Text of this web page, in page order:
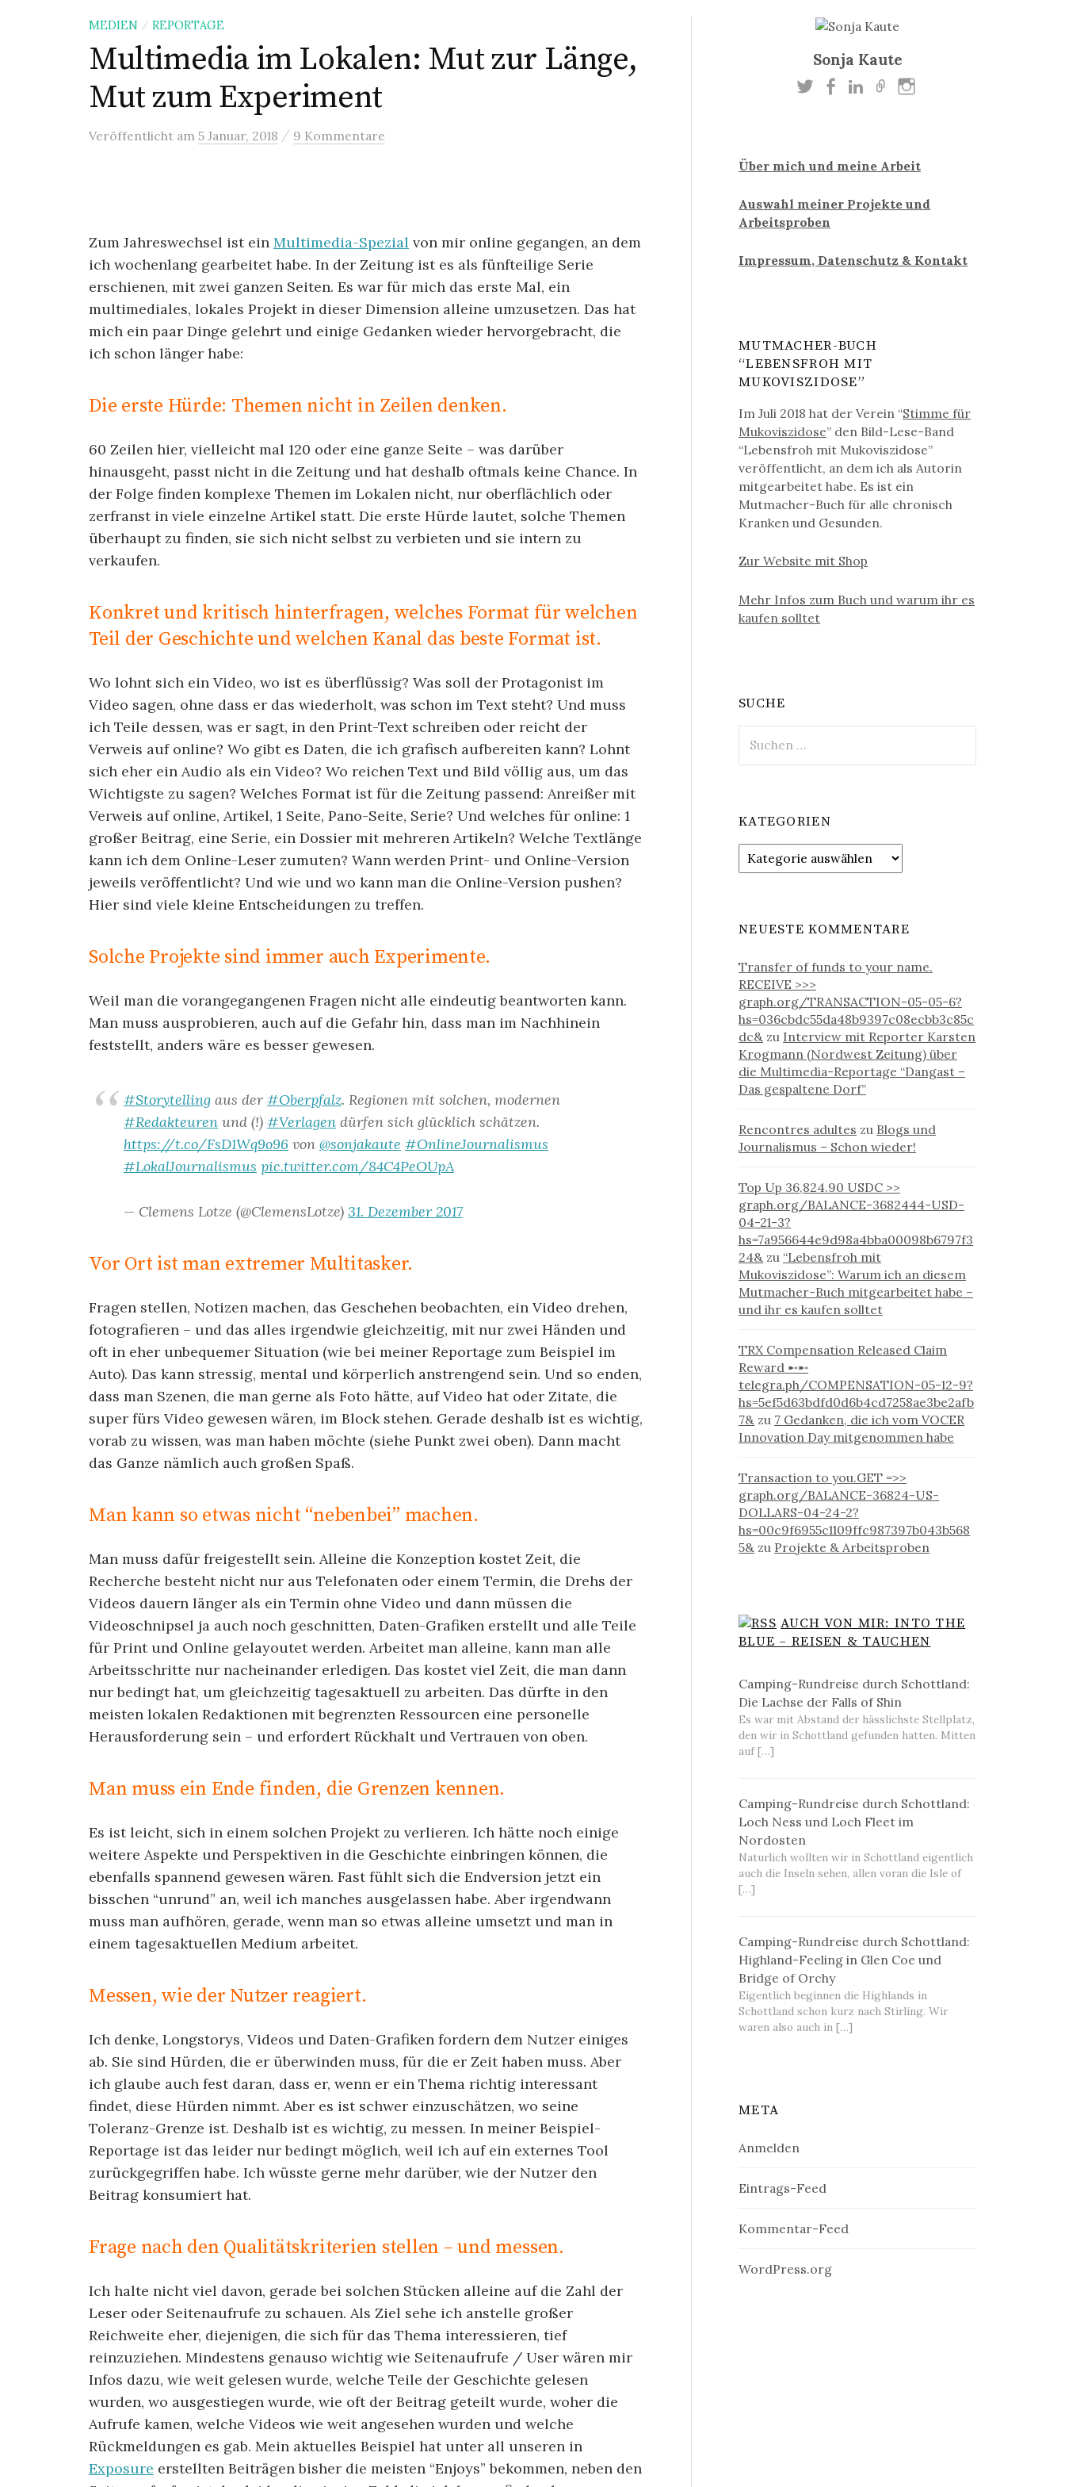
MEDIEN / REPORTAGE
Multimedia im Lokalen: Mut zur Länge,
Mut zum Experiment
Veröffentlicht am 5 Januar, 2018 / 9 Kommentare
Zum Jahreswechsel ist ein Multimedia-Spezial von mir online gegangen, an dem
ich wochenlang gearbeitet habe. In der Zeitung ist es als fünfteilige Serie
erschienen, mit zwei ganzen Seiten. Es war für mich das erste Mal, ein
multimediales, lokales Projekt in dieser Dimension alleine umzusetzen. Das hat
mich ein paar Dinge gelehrt und einige Gedanken wieder hervorgebracht, die
ich schon länger habe:
Die erste Hürde: Themen nicht in Zeilen denken.
60 Zeilen hier, vielleicht mal 120 oder eine ganze Seite – was darüber
hinausgeht, passt nicht in die Zeitung und hat deshalb oftmals keine Chance. In
der Folge finden komplexe Themen im Lokalen nicht, nur oberflächlich oder
zerfranst in viele einzelne Artikel statt. Die erste Hürde lautet, solche Themen
überhaupt zu finden, sie sich nicht selbst zu verbieten und sie intern zu
verkaufen.
Konkret und kritisch hinterfragen, welches Format für welchen
Teil der Geschichte und welchen Kanal das beste Format ist.
Wo lohnt sich ein Video, wo ist es überflüssig? Was soll der Protagonist im
Video sagen, ohne dass er das wiederholt, was schon im Text steht? Und muss
ich Teile dessen, was er sagt, in den Print-Text schreiben oder reicht der
Verweis auf online? Wo gibt es Daten, die ich grafisch aufbereiten kann? Lohnt
sich eher ein Audio als ein Video? Wo reichen Text und Bild völlig aus, um das
Wichtigste zu sagen? Welches Format ist für die Zeitung passend: Anreißer mit
Verweis auf online, Artikel, 1 Seite, Pano-Seite, Serie? Und welches für online: 1
großer Beitrag, eine Serie, ein Dossier mit mehreren Artikeln? Welche Textlänge
kann ich dem Online-Leser zumuten? Wann werden Print- und Online-Version
jeweils veröffentlicht? Und wie und wo kann man die Online-Version pushen?
Hier sind viele kleine Entscheidungen zu treffen.
Solche Projekte sind immer auch Experimente.
Weil man die vorangegangenen Fragen nicht alle eindeutig beantworten kann.
Man muss ausprobieren, auch auf die Gefahr hin, dass man im Nachhinein
feststellt, anders wäre es besser gewesen.
#Storytelling aus der #Oberpfalz. Regionen mit solchen, modernen
#Redakteuren und (!) #Verlagen dürfen sich glücklich schätzen.
https://t.co/FsD1Wq9o96 von @sonjakaute #OnlineJournalismus
#LokalJournalismus pic.twitter.com/84C4PeOUpA
— Clemens Lotze (@ClemensLotze) 31. Dezember 2017
Vor Ort ist man extremer Multitasker.
Fragen stellen, Notizen machen, das Geschehen beobachten, ein Video drehen,
fotografieren – und das alles irgendwie gleichzeitig, mit nur zwei Händen und
oft in eher unbequemer Situation (wie bei meiner Reportage zum Beispiel im
Auto). Das kann stressig, mental und körperlich anstrengend sein. Und so enden,
dass man Szenen, die man gerne als Foto hätte, auf Video hat oder Zitate, die
super fürs Video gewesen wären, im Block stehen. Gerade deshalb ist es wichtig,
vorab zu wissen, was man haben möchte (siehe Punkt zwei oben). Dann macht
das Ganze nämlich auch großen Spaß.
Man kann so etwas nicht “nebenbei” machen.
Man muss dafür freigestellt sein. Alleine die Konzeption kostet Zeit, die
Recherche besteht nicht nur aus Telefonaten oder einem Termin, die Drehs der
Videos dauern länger als ein Termin ohne Video und dann müssen die
Videoschnipsel ja auch noch geschnitten, Daten-Grafiken erstellt und alle Teile
für Print und Online gelayoutet werden. Arbeitet man alleine, kann man alle
Arbeitsschritte nur nacheinander erledigen. Das kostet viel Zeit, die man dann
nur bedingt hat, um gleichzeitig tagesaktuell zu arbeiten. Das dürfte in den
meisten lokalen Redaktionen mit begrenzten Ressourcen eine personelle
Herausforderung sein – und erfordert Rückhalt und Vertrauen von oben.
Man muss ein Ende finden, die Grenzen kennen.
Es ist leicht, sich in einem solchen Projekt zu verlieren. Ich hätte noch einige
weitere Aspekte und Perspektiven in die Geschichte einbringen können, die
ebenfalls spannend gewesen wären. Fast fühlt sich die Endversion jetzt ein
bisschen “unrund” an, weil ich manches ausgelassen habe. Aber irgendwann
muss man aufhören, gerade, wenn man so etwas alleine umsetzt und man in
einem tagesaktuellen Medium arbeitet.
Messen, wie der Nutzer reagiert.
Ich denke, Longstorys, Videos und Daten-Grafiken fordern dem Nutzer einiges
ab. Sie sind Hürden, die er überwinden muss, für die er Zeit haben muss. Aber
ich glaube auch fest daran, dass er, wenn er ein Thema richtig interessant
findet, diese Hürden nimmt. Aber es ist schwer einzuschätzen, wo seine
Toleranz-Grenze ist. Deshalb ist es wichtig, zu messen. In meiner Beispiel-
Reportage ist das leider nur bedingt möglich, weil ich auf ein externes Tool
zurückgegriffen habe. Ich wüsste gerne mehr darüber, wie der Nutzer den
Beitrag konsumiert hat.
Frage nach den Qualitätskriterien stellen – und messen.
Ich halte nicht viel davon, gerade bei solchen Stücken alleine auf die Zahl der
Leser oder Seitenaufrufe zu schauen. Als Ziel sehe ich anstelle großer
Reichweite eher, diejenigen, die sich für das Thema interessieren, tief
reinzuziehen. Mindestens genauso wichtig wie Seitenaufrufe / User wären mir
Infos dazu, wie weit gelesen wurde, welche Teile der Geschichte gelesen
wurden, wo ausgestiegen wurde, wie oft der Beitrag geteilt wurde, woher die
Aufrufe kamen, welche Videos wie weit angesehen wurden und welche
Rückmeldungen es gab. Mein aktuelles Beispiel hat unter all unseren in
Exposure erstellten Beiträgen bisher die meisten “Enjoys” bekommen, neben den
Sonja Kaute
Über mich und meine Arbeit
Auswahl meiner Projekte und
Arbeitsproben
Impressum, Datenschutz & Kontakt
MUTMACHER-BUCH
“LEBENSFROH MIT
MUKOVISZIDOSE”
Im Juli 2018 hat der Verein “Stimme für
Mukoviszidose” den Bild-Lese-Band
“Lebensfroh mit Mukoviszidose”
veröffentlicht, an dem ich als Autorin
mitgearbeitet habe. Es ist ein
Mutmacher-Buch für alle chronisch
Kranken und Gesunden.
Zur Website mit Shop
Mehr Infos zum Buch und warum ihr es
kaufen solltet
SUCHE
c
n
n
KATEGORIEN
a
g
r
i
e
n
NEUESTE KOMMENTARE
Transfer of funds to your name.
RECEIVE >>>
graph.org/TRANSACTION-05-05-6?
hs=036cbdc55da48b9397c08ecbb3c85c
dc& zu Interview mit Reporter Karsten
Krogmann (Nordwest Zeitung) über
die Multimedia-Reportage “Dangast –
Das gespaltene Dorf”
Rencontres adultes zu Blogs und
Journalismus – Schon wieder!
Top Up 36,824.90 USDC >>
graph.org/BALANCE-3682444-USD-
04-21-3?
hs=7a956644e9d98a4bba00098b6797f3
24& zu “Lebensfroh mit
Mukoviszidose”: Warum ich an diesem
Mutmacher-Buch mitgearbeitet habe –
und ihr es kaufen solltet
TRX Compensation Released Claim
Reward ➸➸
telegra.ph/COMPENSATION-05-12-9?
hs=5ef5d63bdfd0d6b4cd7258ae3be2afb
7& zu 7 Gedanken, die ich vom VOCER
Innovation Day mitgenommen habe
Transaction to you.GET =>>
graph.org/BALANCE-36824-US-
DOLLARS-04-24-2?
hs=00c9f6955c1109ffc987397b043b568
5& zu Projekte & Arbeitsproben
AUCH VON MIR: INTO THE
BLUE – REISEN & TAUCHEN
Camping-Rundreise durch Schottland:
Die Lachse der Falls of Shin
Es war mit Abstand der hässlichste Stellplatz,
den wir in Schottland gefunden hatten. Mitten
auf […]
Camping-Rundreise durch Schottland:
Loch Ness und Loch Fleet im
Nordosten
Naturlich wollten wir in Schottland eigentlich
auch die Inseln sehen, allen voran die Isle of
[…]
Camping-Rundreise durch Schottland:
Highland-Feeling in Glen Coe und
Bridge of Orchy
Eigentlich beginnen die Highlands in
Schottland schon kurz nach Stirling. Wir
waren also auch in […]
META
Anmelden
Eintrags-Feed
Kommentar-Feed
WordPress.org